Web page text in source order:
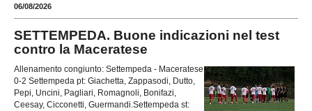
06/08/2026
SETTEMPEDA. Buone indicazioni nel test
contro la Maceratese
Allenamento congiunto: Settempeda - Maceratese
0-2 Settempeda pt: Giachetta, Zappasodi, Dutto,
Pepi, Uncini, Pagliari, Romagnoli, Bonifazi,
Ceesay, Cicconetti, Guermandi.Settempeda st: